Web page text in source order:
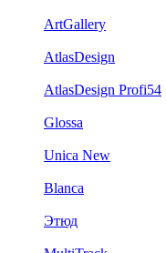
ArtGallery
AtlasDesign
AtlasDesign Profi54
Glossa
Unica New
Blanca
Этюд